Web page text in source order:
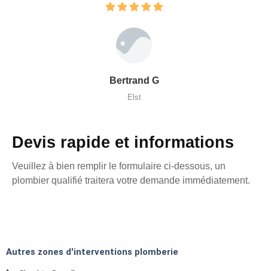
Bertrand G
Elst
Devis rapide et informations
Veuillez à bien remplir le formulaire ci-dessous, un
plombier qualifié traitera votre demande immédiatement.
Autres zones d'interventions plomberie